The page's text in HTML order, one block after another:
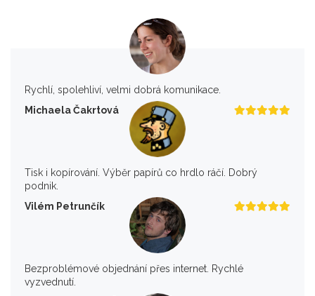
Rychlí, spolehliví, velmi dobrá komunikace.
Michaela Čakrtová
Tisk i kopírování. Výběr papírů co hrdlo ráčí. Dobrý
podnik.
Vilém Petrunčík
Bezproblémové objednání přes internet. Rychlé
vyzvednutí.